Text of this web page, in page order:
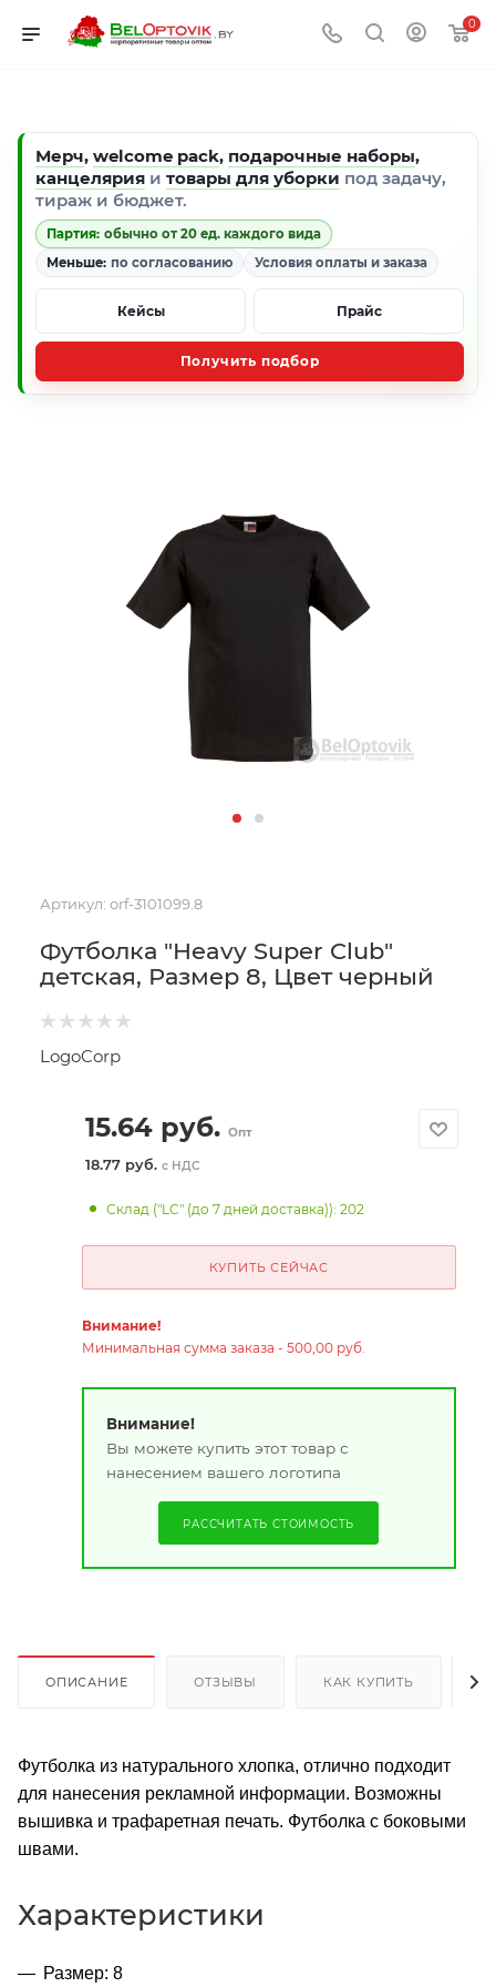
0
Мерч, welcome pack, подарочные наборы,
канцелярия и товары для уборки под задачу,
тираж и бюджет.
Партия: обычно от 20 ед. каждого вида
Меньше: по согласованию Условия оплаты и заказа
Кейсы Прайс
Получить подбор
Артикул: orf-3101099.8
Футболка "Heavy Super Club"
детская, Размер 8, Цвет черный
LogoCorp
15.64руб. Опт
18.77 руб. с НДС
Склад ("LC" (до 7 дней доставка)): 202
КУПИТЬ СЕЙЧАС
Внимание!
Минимальная сумма заказа - 500,00 руб.
Внимание!
Вы можете купить этот товар с
нанесением вашего логотипа
РАССЧИТАТЬ СТОИМОСТЬ
ОПИСАНИЕ ОТЗЫВЫ КАК КУПИТЬ
Футболка из натурального хлопка, отлично подходит
для нанесения рекламной информации. Возможны
вышивка и трафаретная печать. Футболка с боковыми
швами.
Характеристики
Размер: 8